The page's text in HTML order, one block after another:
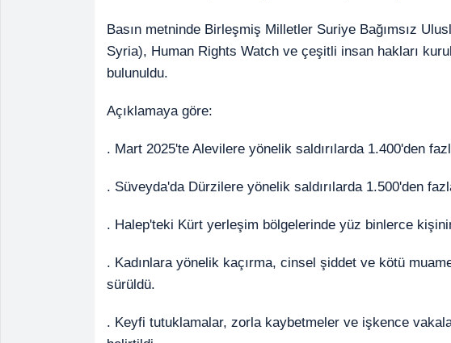
Basın metninde Birleşmiş Milletler Suriye Bağımsız
Syria), Human Rights Watch ve çeşitli insan hakları
bulunuldu.
Açıklamaya göre:
. Mart 2025'te Alevilere yönelik saldırılarda 1.400'den
. Süveyda'da Dürzilere yönelik saldırılarda 1.500'den
. Halep'teki Kürt yerleşim bölgelerinde yüz binlerce
. Kadınlara yönelik kaçırma, cinsel şiddet ve kötü
sürüldü.
. Keyfi tutuklamalar, zorla kaybetmeler ve işkence